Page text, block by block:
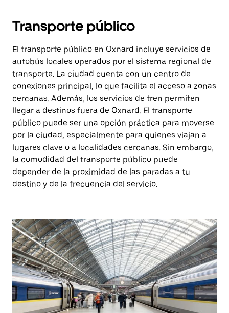
Transporte público
El transporte público en Oxnard incluye servicios de
autobús locales operados por el sistema regional de
transporte. La ciudad cuenta con un centro de
conexiones principal, lo que facilita el acceso a zonas
cercanas. Además, los servicios de tren permiten
llegar a destinos fuera de Oxnard. El transporte
público puede ser una opción práctica para moverse
por la ciudad, especialmente para quienes viajan a
lugares clave o a localidades cercanas. Sin embargo,
la comodidad del transporte público puede
depender de la proximidad de las paradas a tu
destino y de la frecuencia del servicio.